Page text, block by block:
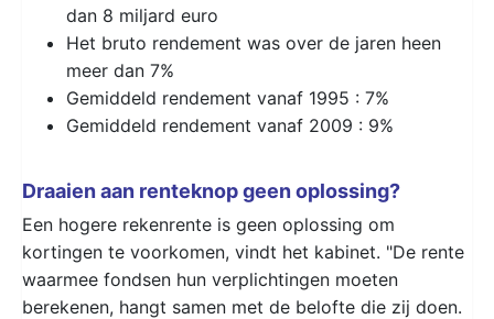
dan 8 miljard euro
Het bruto rendement was over de jaren heen
meer dan 7%
Gemiddeld rendement vanaf 1995 : 7%
Gemiddeld rendement vanaf 2009 : 9%
Draaien aan renteknop geen oplossing?
Een hogere rekenrente is geen oplossing om
kortingen te voorkomen, vindt het kabinet. "De rente
waarmee fondsen hun verplichtingen moeten
berekenen, hangt samen met de belofte die zij doen.